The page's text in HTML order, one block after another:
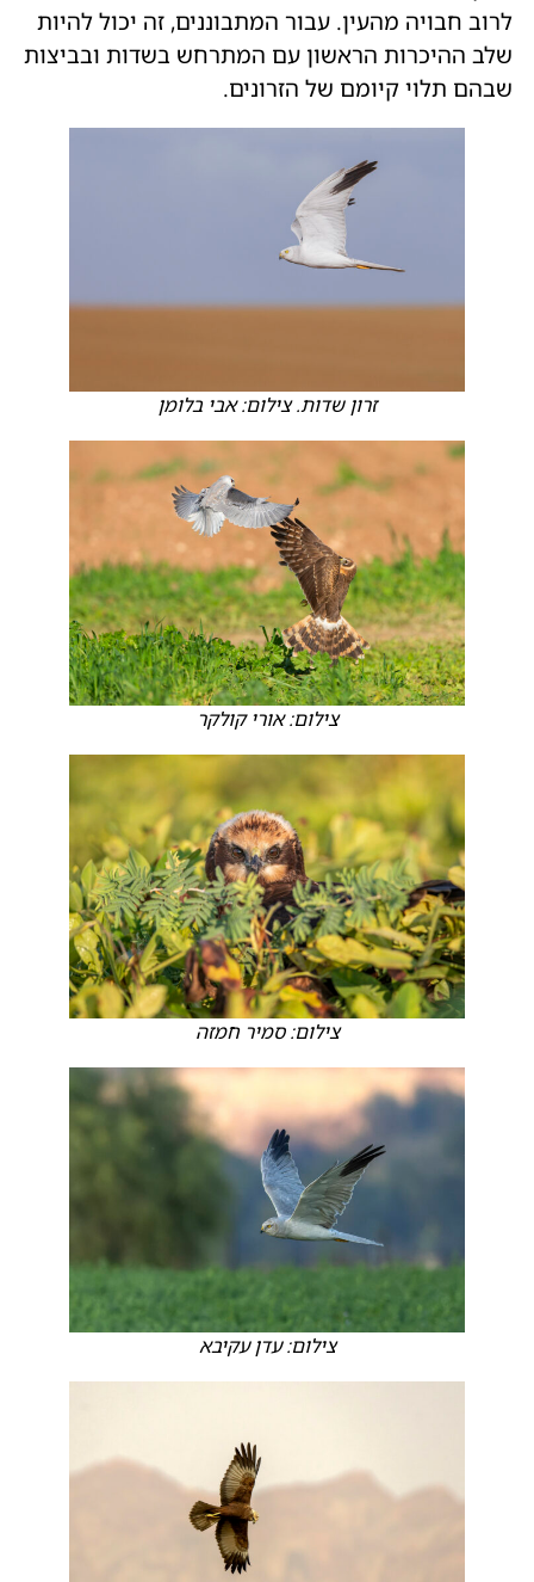
לרוב חבויה מהעין. עבור המתבוננים, זה יכול להיות
שלב ההיכרות הראשון עם המתרחש בשדות ובביצות
שבהם תלוי קיומם של הזרונים.
זרון שדות. צילום: אבי בלומן
צילום: אורי קולקר
צילום: סמיר חמזה
צילום: עדן עקיבא